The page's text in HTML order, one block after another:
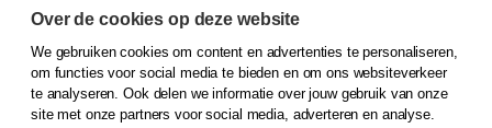
© 2026Koninklijke Boom uitgevers
Over de cookies op deze website
We gebruiken cookies om content en advertenties te personaliseren,
om functies voor social media te bieden en om ons websiteverkeer
te analyseren. Ook delen we informatie over jouw gebruik van onze
site met onze partners voor social media, adverteren en analyse.